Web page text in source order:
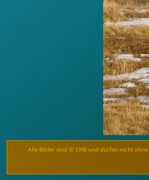
Alle Bilder sind © CHB und dürfen nicht